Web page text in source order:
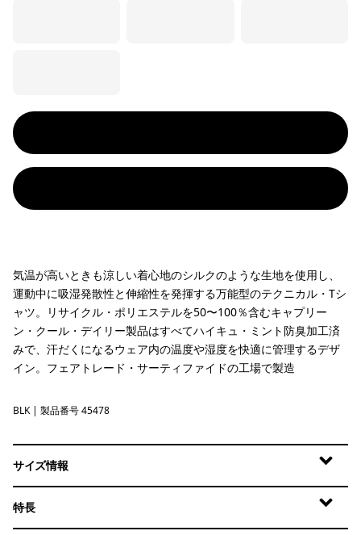
気温が高いときも涼しい着心地のシルクのような生地を使用し、
運動中に吸湿発散性と伸縮性を発揮する万能型のテクニカル・Tシ
ャツ。リサイクル・ポリエステルを50〜100％含むキャプリー
ン・クール・デイリー製品はすべてハイキュ・ミント防臭加工済
みで、汗だくになるウェア内の温度や湿度を快適に管理するデザ
イン。フェアトレード・サーティファイドの工場で製造
Black
BLK | 製品番号 45478
サイズ情報
特長